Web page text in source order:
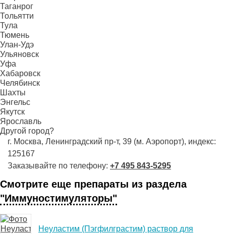
Таганрог
Тольятти
Тула
Тюмень
Улан-Удэ
Ульяновск
Уфа
Хабаровск
Челябинск
Шахты
Энгельс
Якутск
Ярославль
Другой город?
г. Москва, Ленинградский пр-т, 39 (м. Аэропорт), индекс:
125167
Заказывайте по телефону: +7 495 843-5295
Смотрите еще препараты из раздела
"Иммуностимуляторы"
Неуластим (Пэгфилграстим) раствор для